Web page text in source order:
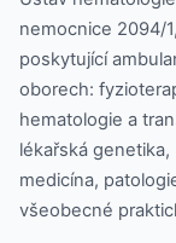
nemocnice 2094/
poskytující
oborech:
hematologie a
lékařská
medicína,
všeobecné